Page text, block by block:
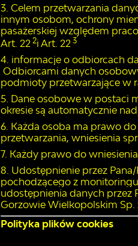
Celem przetwarzania
innym osobom, ochrony
pasażerskiej względem
Art. 22 2i Art. 22 3
informacje o odbiorcach
Odbiorcami danych
podmioty przetwarzające w
Dane osobowe w postaci
okresie są automatycznie
Każda osoba ma prawo
przetwarzania, wniesienia
Każdy prawo do
Udostępnienie przez
pochodzącego z
udostępnienia danych
Gorzowie Wielkopolskim Sp.
Polityka plików cookies